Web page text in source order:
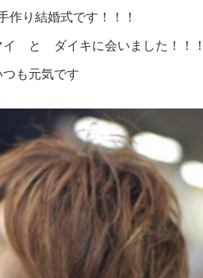
り結婚式です！！！
と ダイキに会いました！！！
も元気です